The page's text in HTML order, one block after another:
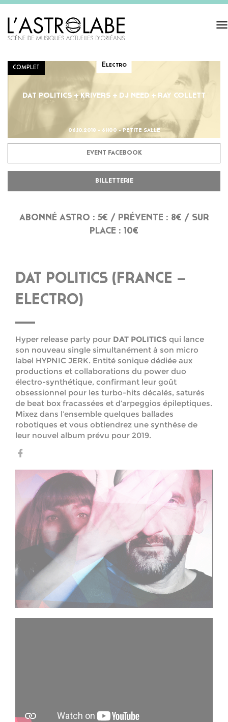
COMPLET Electro
DAT POLITICS + KRIVERS + DJ NEED + RAY COLLETT
06.10.2018 - 6H00 - PETITE SALLE
EVENT FACEBOOK
BILLETTERIE
ABONNÉ ASTRO : 5€ / PRÉVENTE : 8€ / SUR
PLACE : 10€
DAT POLITICS (FRANCE –
ELECTRO)
Hyper release party pour DAT POLITICS qui lance
son nouveau single simultanément à son micro
label HYPNIC JERK. Entité sonique dédiée aux
productions et collaborations du power duo
électro-synthétique, confirmant leur goût
obsessionnel pour les turbo-hits décalés, saturés
de beat box fracassées et d’arpeggios épileptiques.
Mixez dans l’ensemble quelques ballades
robotiques et vous obtiendrez une synthèse de
leur nouvel album prévu pour 2019.